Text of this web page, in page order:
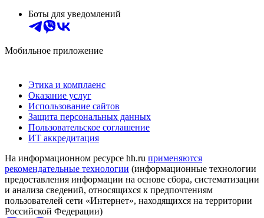
Боты для уведомлений
Мобильное приложение
Этика и комплаенс
Оказание услуг
Использование сайтов
Защита персональных данных
Пользовательское соглашение
ИТ аккредитация
На информационном ресурсе hh.ru применяются
рекомендательные технологии (информационные технологии
предоставления информации на основе сбора, систематизации
и анализа сведений, относящихся к предпочтениям
пользователей сети «Интернет», находящихся на территории
Российской Федерации)